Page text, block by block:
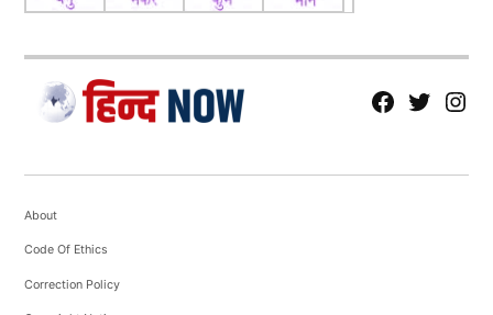
fb Tw tw
About
Code Of Ethics
Correction Policy